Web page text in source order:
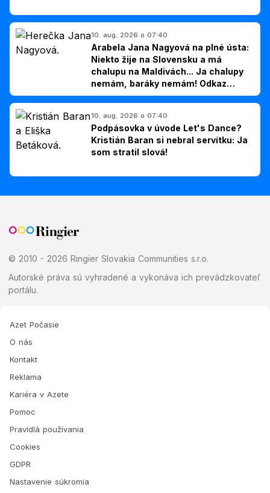
10. aug. 2026 o 07:40
Arabela Jana Nagyová na plné ústa:
Niekto žije na Slovensku a má
chalupu na Maldivách... Ja chalupy
nemám, baráky nemám! Odkaz
Slovákom
10. aug. 2026 o 07:40
Podpásovka v úvode Let's Dance?
Kristián Baran si nebral servítku: Ja
som stratil slová!
© 2010 - 2026 Ringier Slovakia Communities s.r.o.
Autorské práva sú vyhradené a vykonáva ich prevádzkovateľ
portálu.
Azet Počasie
O nás
Kontakt
Reklama
Kariéra v Azete
Pomoc
Pravidlá používania
Cookies
GDPR
Nastavenie súkromia